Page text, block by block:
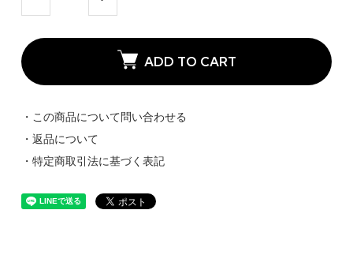
ADD TO CART
・この商品について問い合わせる
・返品について
・特定商取引法に基づく表記